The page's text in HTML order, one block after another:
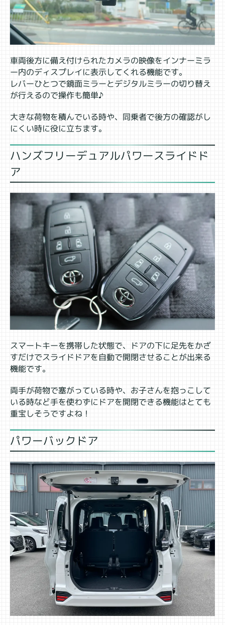
車両後方に備え付けられたカメラの映像をインナーミラ
ー内のディスプレイに表示してくれる機能です。
レバーひとつで鏡面ミラーとデジタルミラーの切り替え
が行えるので操作も簡単♪
大きな荷物を積んでいる時や、同乗者で後方の確認がし
にくい時に役に立ちます。
ハンズフリーデュアルパワースライドド
ア
スマートキーを携帯した状態で、ドアの下に足先をかざ
すだけでスライドドアを自動で開閉させることが出来る
機能です。
両手が荷物で塞がっている時や、お子さんを抱っこして
いる時など手を使わずにドアを開閉できる機能はとても
重宝しそうですよね！
パワーバックドア